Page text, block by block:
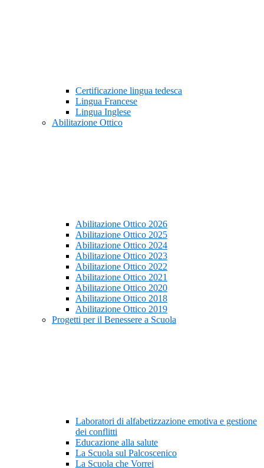
Certificazione lingua tedesca
Lingua Francese
Lingua Inglese
Abilitazione Ottico
Abilitazione Ottico 2026
Abilitazione Ottico 2025
Abilitazione Ottico 2024
Abilitazione Ottico 2023
Abilitazione Ottico 2022
Abilitazione Ottico 2021
Abilitazione Ottico 2020
Abilitazione Ottico 2018
Abilitazione Ottico 2019
Progetti per il Benessere a Scuola
Laboratori di alfabetizzazione emotiva e gestione
dei conflitti
Educazione alla salute
La Scuola sul Palcoscenico
La Scuola che Vorrei